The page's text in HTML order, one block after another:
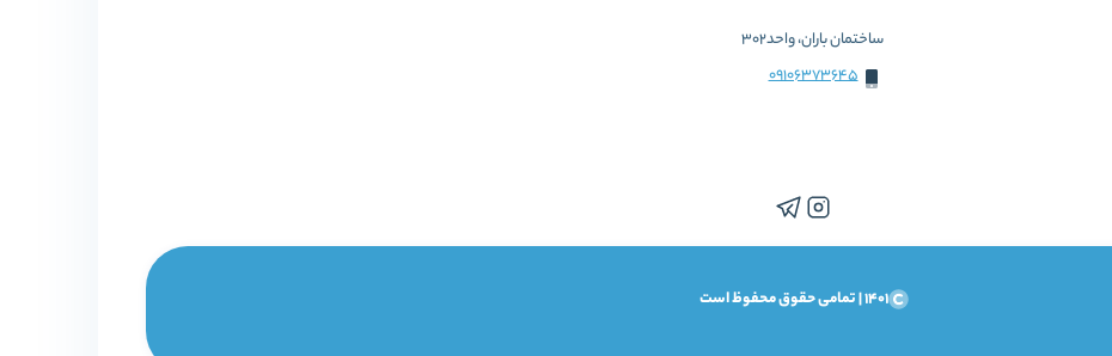
ساختمان باران، واحد302
09106373645
1401 | تمامی حقوق محفوظ است